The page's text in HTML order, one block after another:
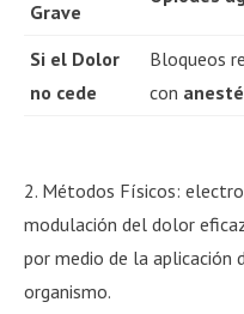
Grave
Si el Dolor
no cede
Bloqueos
con
2. Métodos Físicos:
modulación del dolor
por medio de la aplicación
organismo.